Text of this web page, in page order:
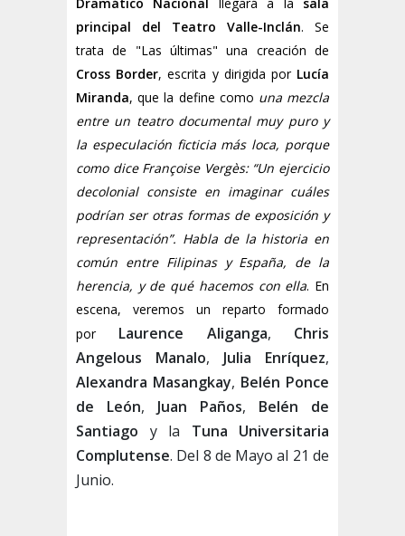
principal del Teatro Valle-Inclán. Se
trata de "Las últimas" una creación de
Cross Border, escrita y dirigida por Lucía
Miranda, que la define como una mezcla
entre un teatro documental muy puro y
la especulación ficticia más loca, porque
como dice Françoise Vergès: “Un ejercicio
decolonial consiste en imaginar cuáles
podrían ser otras formas de exposición y
representación”. Habla de la historia en
común entre Filipinas y España, de la
herencia, y de qué hacemos con ella. En
escena, veremos un reparto formado
por Laurence Aliganga, Chris
Angelous Manalo, Julia Enríquez,
Alexandra Masangkay, Belén Ponce
de León, Juan Paños, Belén de
Santiago y la Tuna Universitaria
Complutense. Del 8 de Mayo al 21 de
Junio.